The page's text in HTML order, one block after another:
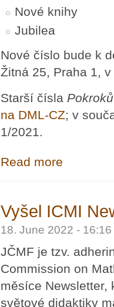
Nové knihy
Jubilea
Nové číslo bude k
Žitná 25, Praha 1,
Starší čísla
na DML-CZ; v
1/2021.
Read more
Vyšel ICMI
18. June 2022 -
JČMF je tzv.
Commission on
měsíce Newsletter,
světové didaktiky